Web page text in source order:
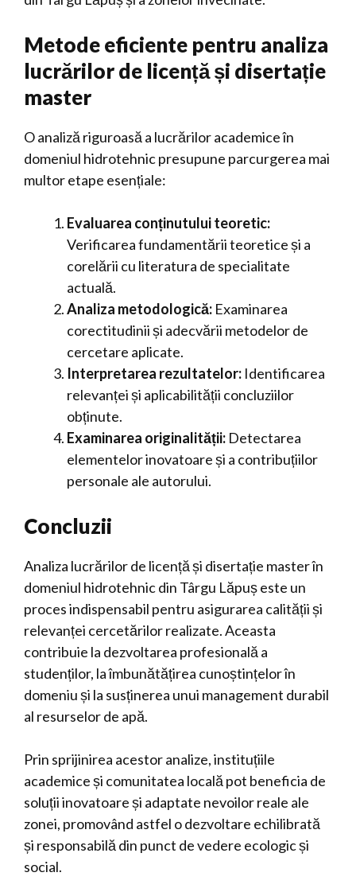
Metode eficiente pentru analiza
lucrărilor de licență și disertație
master
O analiză riguroasă a lucrărilor academice în
domeniul hidrotehnic presupune parcurgerea mai
multor etape esențiale:
Evaluarea conținutului teoretic:
Verificarea fundamentării teoretice și a
corelării cu literatura de specialitate
actuală.
Analiza metodologică: Examinarea
corectitudinii și adecvării metodelor de
cercetare aplicate.
Interpretarea rezultatelor: Identificarea
relevanței și aplicabilității concluziilor
obținute.
Examinarea originalității: Detectarea
elementelor inovatoare și a contribuțiilor
personale ale autorului.
Concluzii
Analiza lucrărilor de licență și disertație master în
domeniul hidrotehnic din Târgu Lăpuș este un
proces indispensabil pentru asigurarea calității și
relevanței cercetărilor realizate. Aceasta
contribuie la dezvoltarea profesională a
studenților, la îmbunătățirea cunoștințelor în
domeniu și la susținerea unui management durabil
al resurselor de apă.
Prin sprijinirea acestor analize, instituțiile
academice și comunitatea locală pot beneficia de
soluții inovatoare și adaptate nevoilor reale ale
zonei, promovând astfel o dezvoltare echilibrată
și responsabilă din punct de vedere ecologic și
social.